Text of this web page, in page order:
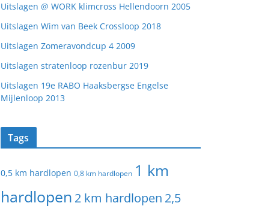
Uitslagen @ WORK klimcross Hellendoorn 2005
Uitslagen Wim van Beek Crossloop 2018
Uitslagen Zomeravondcup 4 2009
Uitslagen stratenloop rozenbur 2019
Uitslagen 19e RABO Haaksbergse Engelse
Mijlenloop 2013
Tags
0,5 km hardlopen 0,8 km hardlopen 1 km
hardlopen 2 km hardlopen 2,5